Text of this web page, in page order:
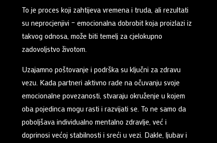
To je proces koji zahtijeva vremena i truda, ali rezultati
su neprocjenjivi – emocionalna dobrobit koja proizlazi iz
takvog odnosa, može biti temelj za cjelokupno
zadovoljstvo životom.
Uzajamno poštovanje i podrška su ključni za zdravu
vezu. Kada partneri aktivno rade na očuvanju svoje
emocionalne povezanosti, stvaraju okruženje u kojem
oba pojedinca mogu rasti i razvijati se. To ne samo da
poboljšava individualno mentalno zdravlje, već i
doprinosi većoj stabilnosti i sreći u vezi. Dakle, ljubav i